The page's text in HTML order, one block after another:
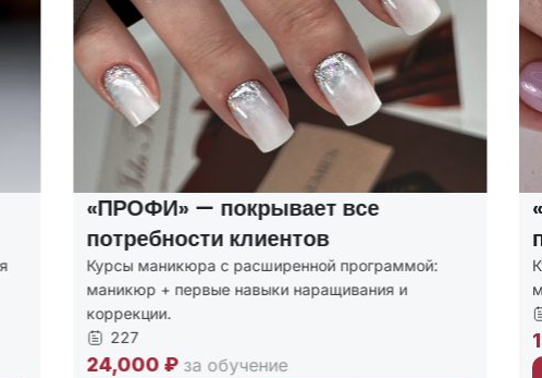
«ПРОФИ» — покрывает все
потребности клиентов
Курсы маникюра с расширенной программой:
маникюр + первые навыки наращивания и
коррекции.
227
24,000 ₽ за обучение
Курс
208